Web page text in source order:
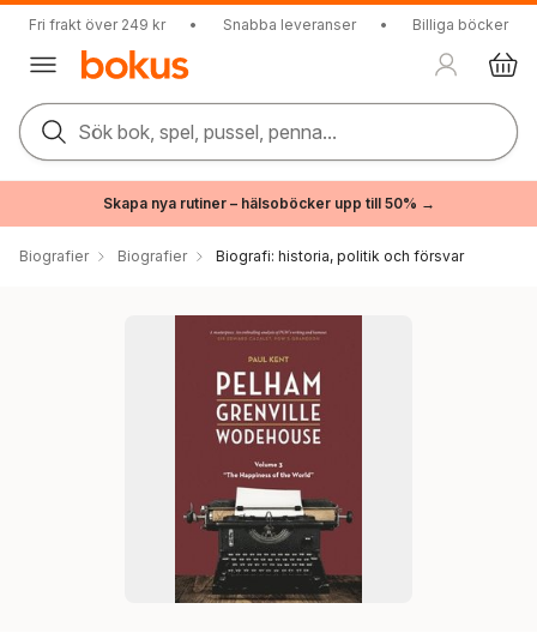
Fri frakt över 249 kr • Snabba leveranser • Billiga böcker
Sök bok, spel, pussel, penna...
Skapa nya rutiner – hälsoböcker upp till 50% →
Biografier Biografier Biografi: historia, politik och försvar